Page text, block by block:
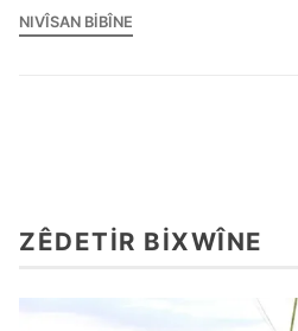
NIVÎSAN BIBÎNE
ZÊDETIR BIXWÎNE